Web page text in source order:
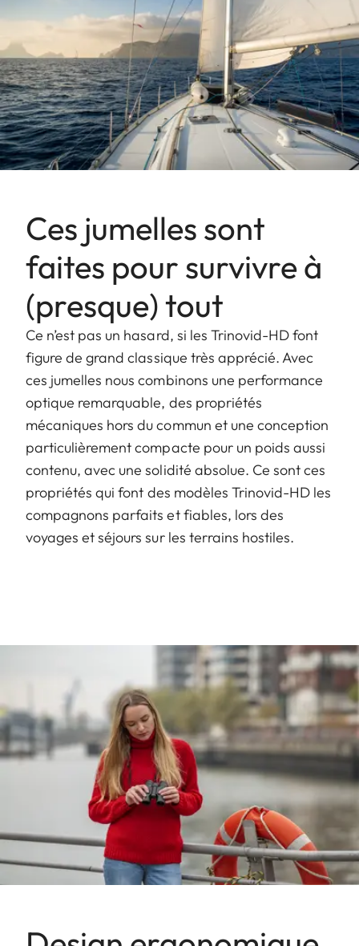
Ces jumelles sont
faites pour survivre à
(presque) tout
Ce n’est pas un hasard, si les Trinovid-HD font
figure de grand classique très apprécié. Avec
ces jumelles nous combinons une performance
optique remarquable, des propriétés
mécaniques hors du commun et une conception
particulièrement compacte pour un poids aussi
contenu, avec une solidité absolue. Ce sont ces
propriétés qui font des modèles Trinovid-HD les
compagnons parfaits et fiables, lors des
voyages et séjours sur les terrains hostiles.